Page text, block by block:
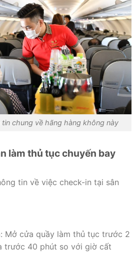
chung về hãng hàng không này
làm thủ tục chuyến bay
tin về việc check-in tại sân
Mở cửa quầy làm thủ tục trước 2
trước 40 phút so với giờ cất